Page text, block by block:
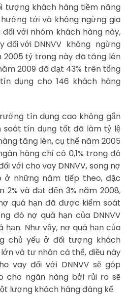
tượng khách hàng tiềm năng
hướng tới và không ngừng gia
với nhóm khách hàng này,
đối với DNNVV không ngừng
2005 tỷ trọng này đã tăng lên
2009 đã đạt 43% trên tổng
dụng cho 146 khách hàng
tín dụng cao không gắn
soát tín dụng tốt đã làm tỷ lệ
tăng lên, cụ thể năm 2005
hàng chỉ có 0,1% trong đó
với cho vay DNNVV, song nợ
ở những năm tiếp theo, đặc
2% và đạt đến 3% năm 2008,
quá hạn đã được kiểm soát
đó nợ quá hạn của DNNVV
hạn. Như vậy, nợ quá hạn của
chủ yếu ở đối tượng khách
và tư nhân cá thể, điều này
vay đối với DNNVV sẽ góp
cho ngân hàng bởi rủi ro sẽ
lượng khách hàng đáng kể.